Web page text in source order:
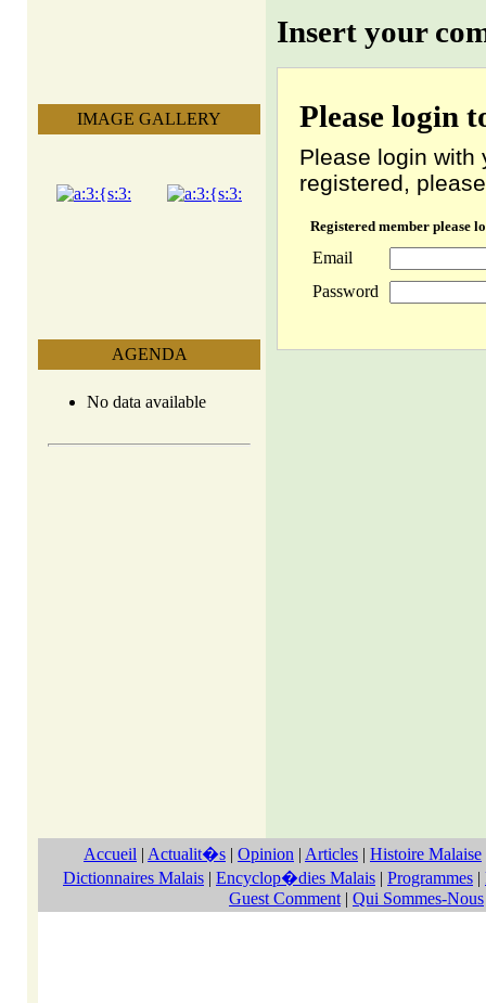
IMAGE GALLERY
AGENDA
No data available
Insert your
Please login
Please login with
registered,
Registered member please
Email
Password
Accueil | Actualit�s | Opinion | Articles | Histoire Malaise
Dictionnaires Malais | Encyclop�dies Malais | Programmes |
Guest Comment | Qui Sommes-Nous